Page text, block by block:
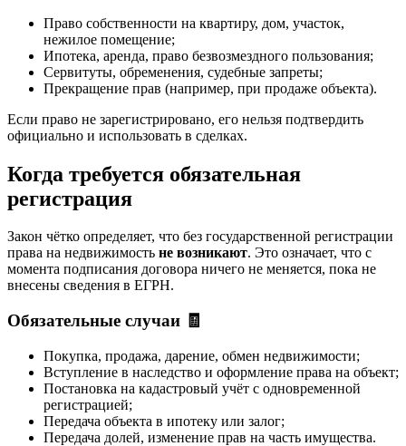
Право собственности на квартиру, дом, участок,
нежилое помещение;
Ипотека, аренда, право безвозмездного пользования;
Сервитуты, обременения, судебные запреты;
Прекращение прав (например, при продаже объекта).
Если право не зарегистрировано, его нельзя подтвердить
официально и использовать в сделках.
Когда требуется обязательная
регистрация
Закон чётко определяет, что без государственной регистрации
права на недвижимость не возникают. Это означает, что с
момента подписания договора ничего не меняется, пока не
внесены сведения в ЕГРН.
Обязательные случаи 🧾
Покупка, продажа, дарение, обмен недвижимости;
Вступление в наследство и оформление права на объект;
Постановка на кадастровый учёт с одновременной
регистрацией;
Передача объекта в ипотеку или залог;
Передача долей, изменение прав на часть имущества.